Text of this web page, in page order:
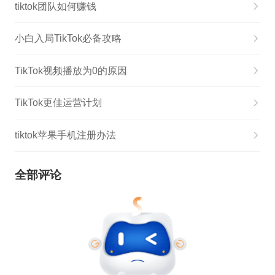
tiktok团队如何赚钱
小白入局TikTok必备攻略
TikTok视频播放为0的原因
TikTok更佳运营计划
tiktok苹果手机注册办法
全部评论